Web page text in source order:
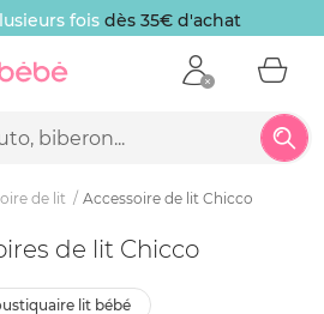
fois dès 35€ d'achat
de lit Accessoire de lit Chicco
de lit Chicco
lit bébé